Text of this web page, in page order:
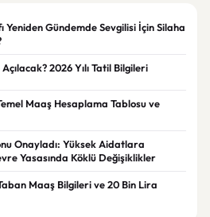
Yeniden Gündemde Sevgilisi İçin Silaha
2026 Yılı Tatil Bilgileri
Maaş Hesaplama Tablosu ve
Onayladı: Yüksek Aidatlara
Yasasında Köklü Değişiklikler
Maaş Bilgileri ve 20 Bin Lira